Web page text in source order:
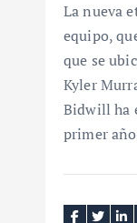
La nueva
equipo,
que se
Kyler
Bidwill ha
primer